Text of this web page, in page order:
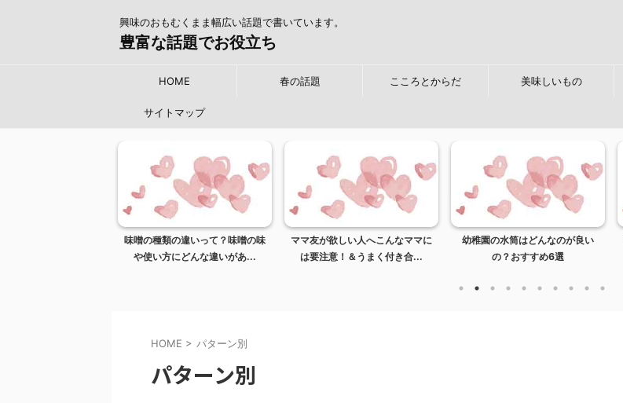
興味のおもむくまま幅広い話題で書いています。
豊富な話題でお役立ち
HOME 春の話題 こころとからだ 美味しいもの
サイトマップ
味噌の種類の違いって？味噌の味
や使い方にどんな違いがあ...
ママ友が欲しい人へこんなママに
は要注意！＆うまく付き合...
幼稚園の水筒はどんなのが良い
の？おすすめ6選
HOME > パターン別
パターン別